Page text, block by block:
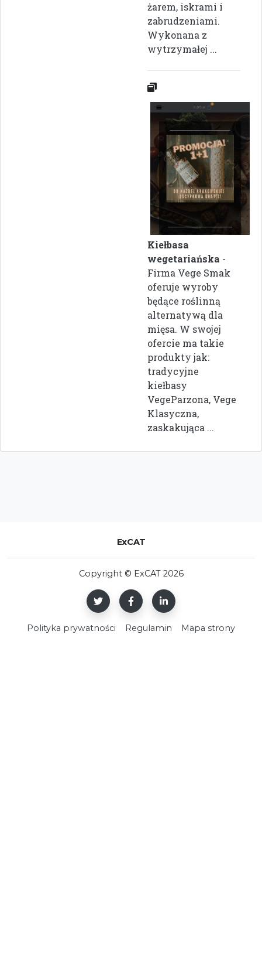
żarem, iskrami i
zabrudzeniami.
Wykonana z
wytrzymałej ...
Kiełbasa
wegetariańska -
Firma Vege Smak
oferuje wyroby
będące roślinną
alternatywą dla
mięsa. W swojej
ofercie ma takie
produkty jak:
tradycyjne
kiełbasy
VegeParzona, Vege
Klasyczna,
zaskakująca ...
ExCAT
Copyright © ExCAT 2026
Polityka prywatności Regulamin Mapa strony